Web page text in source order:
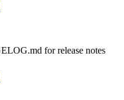
for release notes